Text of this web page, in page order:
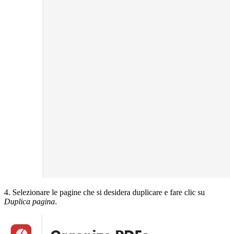
4. Selezionare le pagine che si desidera duplicare e fare clic su
Duplica pagina.